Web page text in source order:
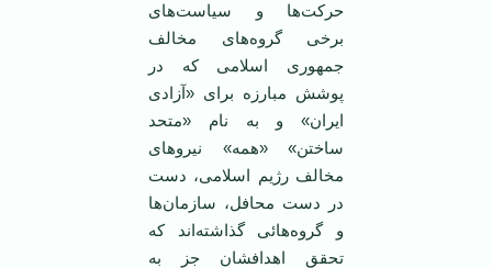
حرکت‌ها و سياست‌های
برخی گروه‌های مخالف
جمهوری اسلامی که در
پوشش مبارزه برای «آزادی
ايران» و به نام «متحد
ساختن» «همه» نيروهای
مخالف رژيم اسلامی، دست
در دست محافل، سازمان‌ها
و گروه‌هائی گذاشته‌اند که
تحقق اهدافشان جز به